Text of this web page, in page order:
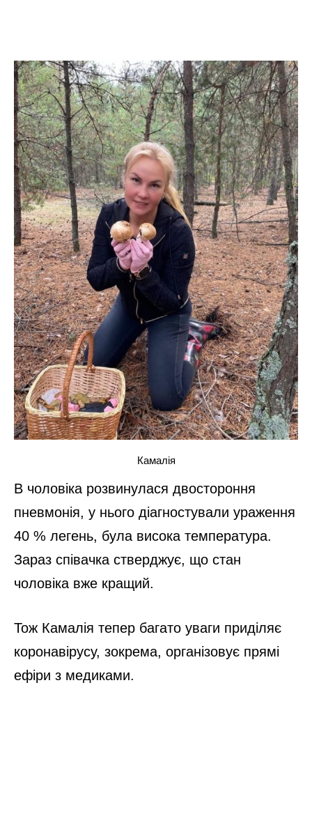
Камалія
В чоловіка розвинулася двостороння
пневмонія, у нього діагностували ураження
40 % легень, була висока температура.
Зараз співачка стверджує, що стан
чоловіка вже кращий.
Тож Камалія тепер багато уваги приділяє
коронавірусу, зокрема, організовує прямі
ефіри з медиками.